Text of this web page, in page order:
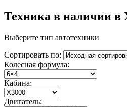
Техника в наличии в
Выберите тип автотехники
Сортировать по:
Колесная формула:
Кабина:
Двигатель: